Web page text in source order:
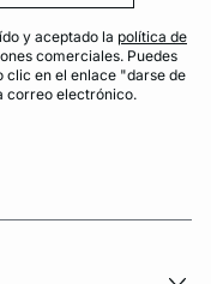
y aceptado la política de
comerciales. Puedes
clic en el enlace "darse de
correo electrónico.